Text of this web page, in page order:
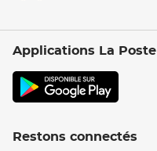
Applications La Poste
Restons connectés